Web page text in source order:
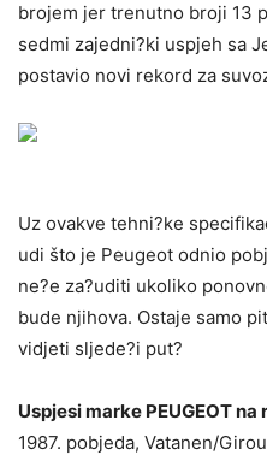
brojem jer trenutno broji 13
sedmi zajedni?ki uspjeh sa
postavio novi rekord za
Uz ovakve tehni?ke
udi što je Peugeot odnio
ne?e za?uditi ukoliko
bude njihova. Ostaje samo
vidjeti sljede?i put?
Uspjesi marke PEUGEOT na
1987. pobjeda, Vatanen/